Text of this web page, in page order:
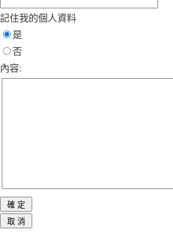
記住我的個人資料
是
否
內容: